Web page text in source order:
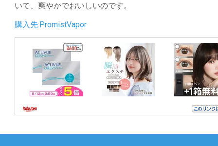
いて、爽やかでおいしいのです。
購入先:PromistVapor